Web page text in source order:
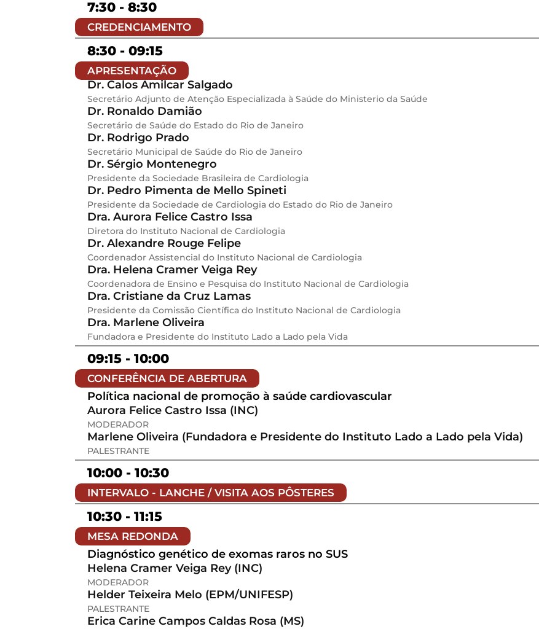
7:30 - 8:30
CREDENCIAMENTO
8:30 - 09:15
APRESENTAÇÃO
Dr. Calos Amilcar Salgado
Secretário Adjunto de Atenção Especializada à Saúde do Ministerio da Saúde
Dr. Ronaldo Damião
Secretário de Saúde do Estado do Rio de Janeiro
Dr. Rodrigo Prado
Secretário Municipal de Saúde do Rio de Janeiro
Dr. Sérgio Montenegro
Presidente da Sociedade Brasileira de Cardiologia
Dr. Pedro Pimenta de Mello Spineti
Presidente da Sociedade de Cardiologia do Estado do Rio de Janeiro
Dra. Aurora Felice Castro Issa
Diretora do Instituto Nacional de Cardiologia
Dr. Alexandre Rouge Felipe
Coordenador Assistencial do Instituto Nacional de Cardiologia
Dra. Helena Cramer Veiga Rey
Coordenadora de Ensino e Pesquisa do Instituto Nacional de Cardiologia
Dra. Cristiane da Cruz Lamas
Presidente da Comissão Científica do Instituto Nacional de Cardiologia
Dra. Marlene Oliveira
Fundadora e Presidente do Instituto Lado a Lado pela Vida
09:15 - 10:00
CONFERÊNCIA DE ABERTURA
Política nacional de promoção à saúde cardiovascular
Aurora Felice Castro Issa (INC)
MODERADOR
Marlene Oliveira (Fundadora e Presidente do Instituto Lado a Lado pela Vida)
PALESTRANTE
10:00 - 10:30
INTERVALO - LANCHE / VISITA AOS PÔSTERES
10:30 - 11:15
MESA REDONDA
Diagnóstico genético de exomas raros no SUS
Helena Cramer Veiga Rey (INC)
MODERADOR
Helder Teixeira Melo (EPM/UNIFESP)
PALESTRANTE
Erica Carine Campos Caldas Rosa (MS)